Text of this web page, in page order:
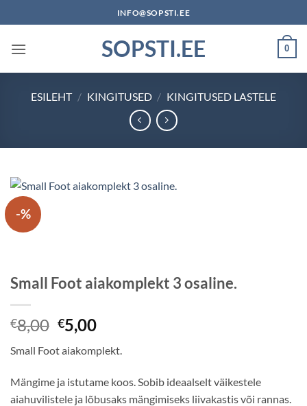
to
content
INFO@SOPSTI.EE
SOPSTI.EE 0
ESILEHT / KINGITUSED / KINGITUSED LASTELE
-%
Small Foot aiakomplekt 3 osaline.
€8,00 Algne
hind
oli:
€8,00.
€5,00Praegune
on:
€5,00.
Small Foot aiakomplekt.
Mängime ja istutame koos. Sobib ideaalselt väikestele
aiahuvilistele ja lõbusaks mängimiseks liivakastis või rannas.